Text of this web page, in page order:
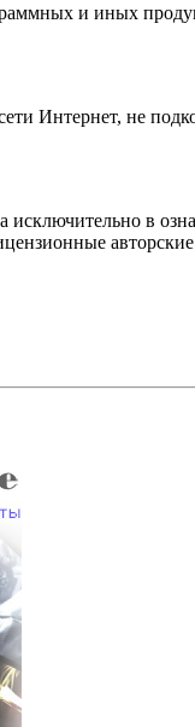
и иных
Интернет, не
в